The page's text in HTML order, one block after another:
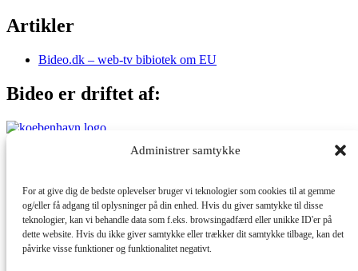
Administrer samtykke
For at give dig de bedste oplevelser bruger vi teknologier som cookies til at gemme
og/eller få adgang til oplysninger på din enhed. Hvis du giver samtykke til disse
teknologier, kan vi behandle data som f.eks. browsingadfærd eller unikke ID'er på
dette website. Hvis du ikke giver samtykke eller trækker dit samtykke tilbage, kan det
påvirke visse funktioner og funktionalitet negativt.
Artikler
Bideo.dk – web-tv bibiotek om EU
Bideo er driftet af:
Med støtte fra:
© 2026 Bideo. All rights reserved. Support by